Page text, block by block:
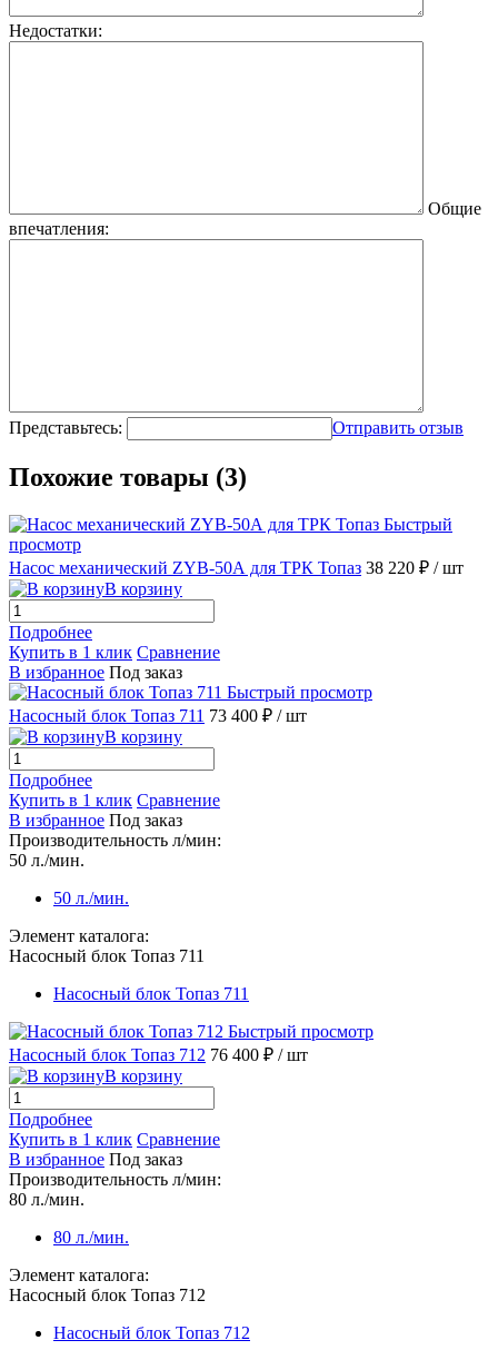
Недостатки:
Общие
впечатления:
Представьтесь: Отправить отзыв
Похожие товары (3)
Быстрый
просмотр
Насос механический ZYB-50А для ТРК Топаз 38 220 ₽ / шт
В корзину
Подробнее
Купить в 1 клик Сравнение
В избранное Под заказ
Быстрый просмотр
Насосный блок Топаз 711 73 400 ₽ / шт
В корзину
Подробнее
Купить в 1 клик Сравнение
В избранное Под заказ
Производительность л/мин:
50 л./мин.
50 л./мин.
Элемент каталога:
Насосный блок Топаз 711
Насосный блок Топаз 711
Быстрый просмотр
Насосный блок Топаз 712 76 400 ₽ / шт
В корзину
Подробнее
Купить в 1 клик Сравнение
В избранное Под заказ
Производительность л/мин:
80 л./мин.
80 л./мин.
Элемент каталога:
Насосный блок Топаз 712
Насосный блок Топаз 712